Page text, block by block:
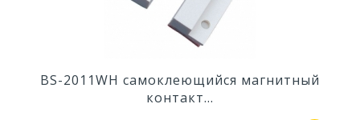
BS-2011WH самоклеющийся магнитный
контакт...